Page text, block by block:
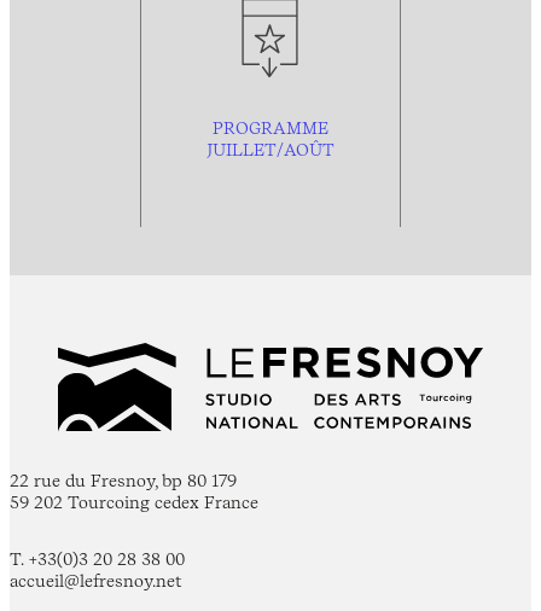
PROGRAMME
JUILLET/AOÛT
22 rue du Fresnoy, bp 80 179
59 202 Tourcoing cedex France
T. +33(0)3 20 28 38 00
accueil@lefresnoy.net